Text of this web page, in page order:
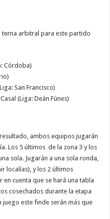
terna arbitral para este partido
Córdoba)
San Francisco)
(Liga: Deán Fúnes)
ambos equipos jugarán
Los 5 últimos de la zona 3 y los
sola. Jugarán a una sola ronda,
localías), y los 2 últimos
cuenta que se hará una tabla
cosechados durante la etapa
juego este finde serán más que